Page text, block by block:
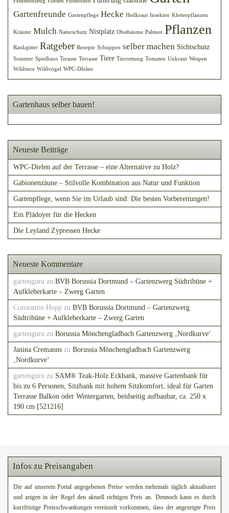
Gartenfreunde Gartenpflege Hecke Heilkraut Insekten Kletterpflanzen
Kräuter Mulch Naturschutz Nistplatz Obstbäume Palmen Pflanzen
Rankgitter Ratgeber Rezepte Schuppen selber machen Sichtschutz
Sommer Spielhaus Terasse Terrasse Tiere Tierrettung Tomaten Unkraut Wespen
Wildtiere Wildvögel WPC-DIelen
Gartenhaus selber bauen!
Neueste Beiträge
WPC-Dielen auf der Terrasse – eine Alternative zu Holz?
Gabionenzäune – Stilvolle Kombination aus Natur und Funktion
Gartenpflege, wenn Sie im Urlaub sind: Die besten Vorbereitungen!
Ein Plädoyer für die Hecken
Die Leyland Zypressen Hecke
Neueste Kommentare
gartenguru zu BVB Borussia Dortmund – Gartenzwerg Südtribüne +
Aufkleberkarte – Zwerg Garten
Constantin Hopp zu BVB Borussia Dortmund – Gartenzwerg
Südtribüne + Aufkleberkarte – Zwerg Garten
gartenguru zu Borussia Mönchengladbach Gartenzwerg ‚Nordkurve‘
Janina Cremanns zu Borussia Mönchengladbach Gartenzwerg
‚Nordkurve‘
gartenguru zu SAM® Teak-Holz Eckbank, massive Gartenbank für
bis zu 6 Personen, Sitzbank mit hohem Sitzkomfort, ideal für Garten
Terrasse Balkon oder Wintergarten, beidseitig aufbaubar, ca. 250 x
190 cm [521216]
Infos zu Preisangaben
Die auf unserem Portal angegebenen Preise werden mehrmals täglich aktualisiert
und zeigen in der Regel den aktuell richtigen Preis an. Dennoch kann es durch
kurzfristige Preisschwankungen vereinzelt vorkommen, dass der angezeigte Preis